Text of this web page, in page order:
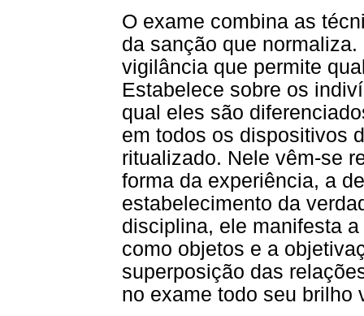
O exame combina as
da sanção que
vigilância que permite
Estabelece sobre os
qual eles são
em todos os dispositivos
ritualizado. Nele vêm-se
forma da experiência, a
estabelecimento da
disciplina, ele manifesta
como objetos e a
superposição das
no exame todo seu brilho